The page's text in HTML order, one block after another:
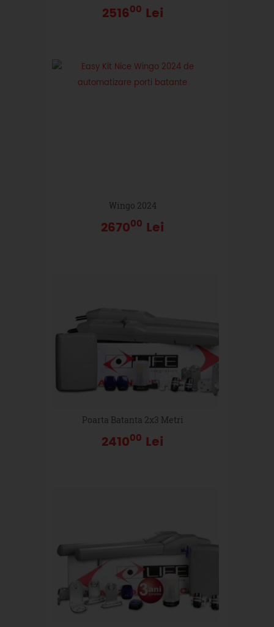
251600 Lei
Wingo 2024
267000 Lei
Poarta Batanta 2x3 Metri
241000 Lei